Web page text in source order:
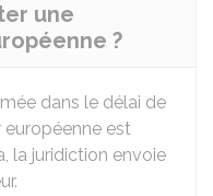
une
?
dans le délai de
européenne est
la juridiction envoie